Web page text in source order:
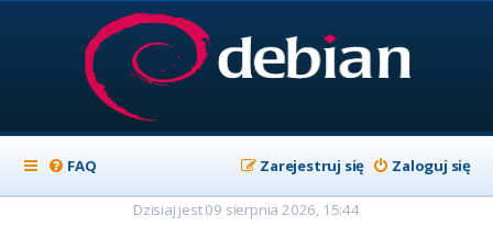
FAQ Zaloguj się
Zarejestruj się
Dzisiaj jest 09 sierpnia 2026, 15:44